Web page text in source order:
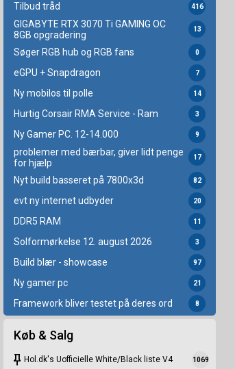
Tilbud tråd 416
GIGABYTE RTX 3070 Ti GAMING OC
8GB opgradering
13
Søger RGB hub og RGB fans 0
eGPU + Snapdragon 7
Ny mobilos til polle 14
Hurtig Corsair RMA Service - Ram 3
Ny Gamer PC. 12-14.000 9
problemer med bærbar, giver lidt penge
for hjælp
17
Nyt build basseret på 7800x3d 82
evt ny internet udbyder 20
DDR5 RAM 11
Solformørkelse 12. august 2026 3
Build blær - showcase 97
Ny gamer pc 21
Framework bliver testet på deres ord 8
Køb & Salg
keep Hol.dk's Uofficielle White/Black liste V4 1069